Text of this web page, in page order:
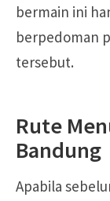
bermain ini
berpedoman
tersebut.
Rute
Bandung
Apabila